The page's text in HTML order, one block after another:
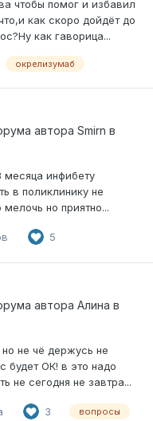
чтобы помог и избавил
как скоро дойдёт до
как гаворица...
окрелизумаб
автора Smirn в
месяца инфибету
в поликлинику не
но приятно...
5
автора Алина в
не чё держусь не
будет ОК! в это надо
не сегодня не завтра...
3 вопросы